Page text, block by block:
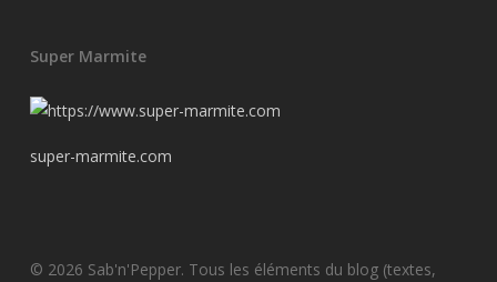
Super Marmite
super-marmite.com
© 2026 Sab'n'Pepper. Tous les éléments du blog (textes,